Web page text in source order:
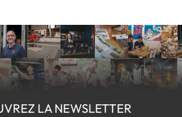
LA NEWSLETTER